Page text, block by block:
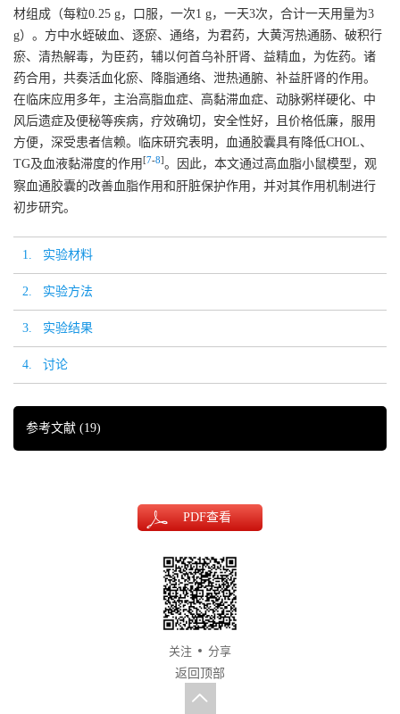
材组成（每粒0.25 g，口服，一次1 g，一天3次，合计一天用量为3
g）。方中水蛭破血、逐瘀、通络，为君药，大黄泻热通肠、破积行
瘀、清热解毒，为臣药，辅以何首乌补肝肾、益精血，为佐药。诸
药合用，共奏活血化瘀、降脂通络、泄热通腑、补益肝肾的作用。
在临床应用多年，主治高脂血症、高黏滞血症、动脉粥样硬化、中
风后遗症及便秘等疾病，疗效确切，安全性好，且价格低廉，服用
方便，深受患者信赖。临床研究表明，血通胶囊具有降低CHOL、
TG及血液黏滞度的作用 [7-8]。因此，本文通过高血脂小鼠模型，观
察血通胶囊的改善血脂作用和肝脏保护作用，并对其作用机制进行
初步研究。
1. 实验材料
2. 实验方法
3. 实验结果
4. 讨论
参考文献 (19)
PDF查看
关注
分享
返回顶部